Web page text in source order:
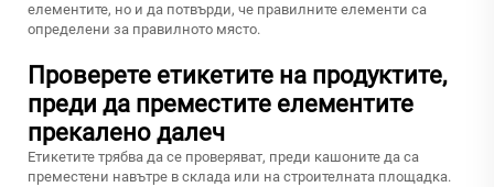
елементите, но и да потвърди, че правилните елементи са
определени за правилното място.
Проверете етикетите на продуктите,
преди да преместите елементите
прекалено далеч
Етикетите трябва да се проверяват, преди кашоните да са
преместени навътре в склада или на строителната площадка.